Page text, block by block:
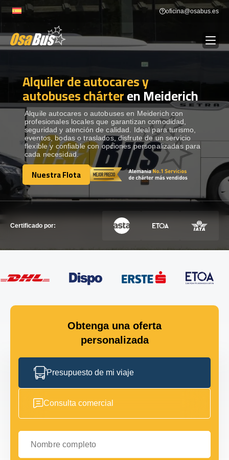
to
oficina@osabus.es
ALQUILER DE AUTOCARES
DESTINOS Show dropdown
RECORRIDAS Show dropdown
FLOTA
Alquiler de autocares y
autobuses chárteren Meiderich
Alquile autocares o autobuses en Meiderich con
profesionales locales que garantizan comodidad,
seguridad y atención de calidad. Ideal para turismo,
eventos, bodas o traslados, disfrute de un servicio
flexible y confiable con opciones personalizadas para
cada necesidad.
Nuestra Flota
Nuestra Flota
Certificado por:
Obtenga una oferta
personalizada
Presupuesto de mi viaje
Consulta comercial
Nombre completo